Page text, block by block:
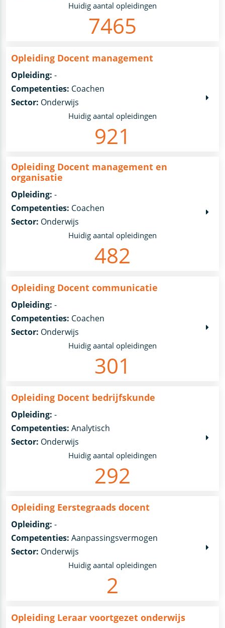
Huidig aantal opleidingen
7465
Opleiding Docent management
Opleiding: -
Competenties: Coachen
Sector: Onderwijs
Huidig aantal opleidingen
921
Opleiding Docent management en
organisatie
Opleiding: -
Competenties: Coachen
Sector: Onderwijs
Huidig aantal opleidingen
482
Opleiding Docent communicatie
Opleiding: -
Competenties: Coachen
Sector: Onderwijs
Huidig aantal opleidingen
301
Opleiding Docent bedrijfskunde
Opleiding: -
Competenties: Analytisch
Sector: Onderwijs
Huidig aantal opleidingen
292
Opleiding Eerstegraads docent
Opleiding: -
Competenties: Aanpassingsvermogen
Sector: Onderwijs
Huidig aantal opleidingen
2
Opleiding Leraar voortgezet onderwijs